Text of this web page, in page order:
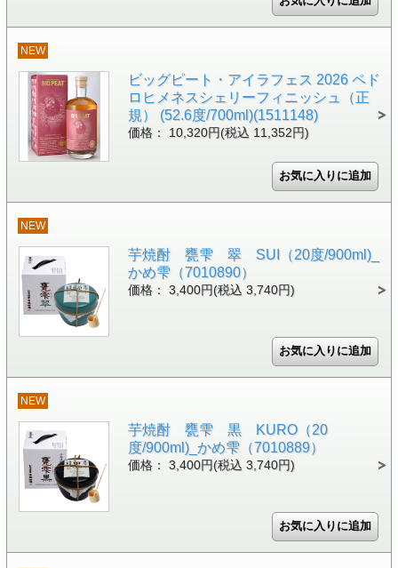
NEW
ビッグピート・アイラフェス 2026 ペド
ロヒメネスシェリーフィニッシュ（正
規） (52.6度/700ml)(1511148)
価格： 10,320円(税込 11,352円)
NEW
芋焼酎 甕雫 翠 SUI（20度/900ml)_
かめ雫（7010890）
価格： 3,400円(税込 3,740円)
NEW
芋焼酎 甕雫 黒 KURO（20
度/900ml)_かめ雫（7010889）
価格： 3,400円(税込 3,740円)